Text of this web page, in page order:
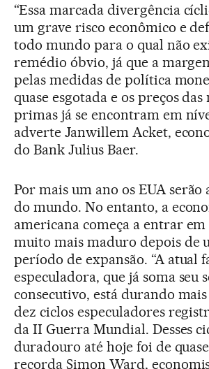
“Essa marcada divergência
um grave risco econômico e
todo mundo para o qual não
remédio óbvio, já que a
pelas medidas de política
quase esgotada e os preços
primas já se encontram em
adverte Janwillem Acket,
do Bank Julius Baer.
Por mais um ano os EUA
do mundo. No entanto, a
americana começa a entrar
muito mais maduro depois de
período de expansão. “A atual
especuladora, que já soma seu
consecutivo, está durando
dez ciclos especuladores
da II Guerra Mundial. Desses
duradouro até hoje foi de
recorda Simon Ward,